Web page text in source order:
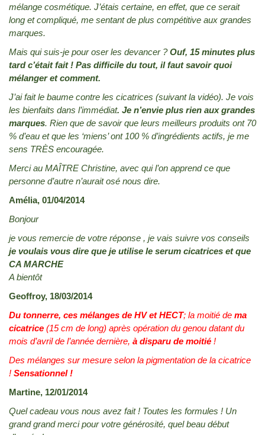
mélange cosmétique. J’étais certaine, en effet, que ce serait
long et compliqué, me sentant de plus compétitive aux grandes
marques.
Mais qui suis-je pour oser les devancer ?Ouf, 15 minutes plus
tard c’était fait ! Pas difficile du tout, il faut savoir quoi
mélanger et comment.
J’ai fait le baume contre les cicatrices (suivant la vidéo). Je vois
les bienfaits dans l’immédiat. Je n’envie plus rien aux grandes
marques. Rien que de savoir que leurs meilleurs produits ont 70
% d’eau et que les ‘miens’ ont 100 % d’ingrédients actifs, je me
sens TRÈS encouragée.
Merci au MAÎTRE Christine, avec qui l’on apprend ce que
personne d’autre n’aurait osé nous dire.
Amélia, 01/04/2014
Bonjour
je vous remercie de votre réponse , je vais suivre vos conseils
je voulais vous dire que je utilise le serum cicatrices et que
CA MARCHE
A bientôt
Geoffroy, 18/03/2014
Du tonnerre, ces mélanges de HV et HECT; la moitié de ma
cicatrice (15 cm de long) après opération du genou datant du
mois d’avril de l’année dernière, à disparu de moitié !
Des mélanges sur mesure selon la pigmentation de la cicatrice
! Sensationnel !
Martine, 12/01/2014
Quel cadeau vous nous avez fait ! Toutes les formules ! Un
grand grand merci pour votre générosité, quel beau début